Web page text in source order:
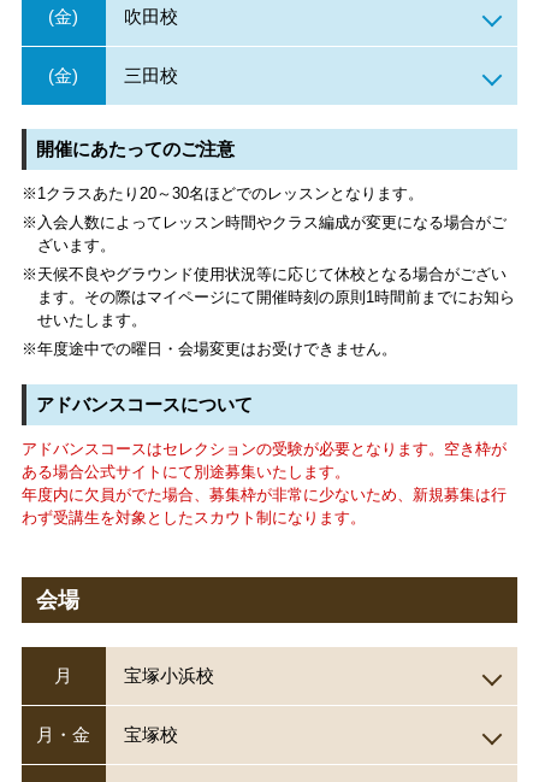
(金) 吹田校
(金) 三田校
開催にあたってのご注意
※1クラスあたり20～30名ほどでのレッスンとなります。
※入会人数によってレッスン時間やクラス編成が変更になる場合がご
ざいます。
※天候不良やグラウンド使用状況等に応じて休校となる場合がござい
ます。その際はマイページにて開催時刻の原則1時間前までにお知ら
せいたします。
※年度途中での曜日・会場変更はお受けできません。
アドバンスコースについて
アドバンスコースはセレクションの受験が必要となります。空き枠が
ある場合公式サイトにて別途募集いたします。
年度内に欠員がでた場合、募集枠が非常に少ないため、新規募集は行
わず受講生を対象としたスカウト制になります。
会場
月 宝塚小浜校
月・金 宝塚校